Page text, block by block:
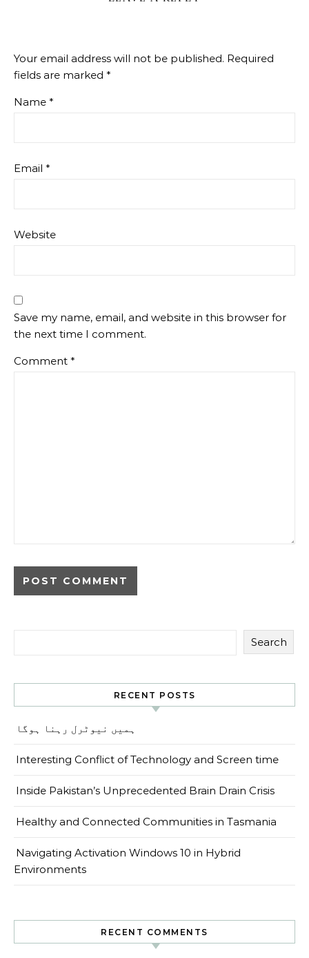
Your email address will not be published. Required
fields are marked *
Name *
Email *
Website
Save my name, email, and website in this browser for
the next time I comment.
Comment *
Search
RECENT POSTS
ہمیں نیوٹرل رہنا ہوگا
Interesting Conflict of Technology and Screen time
Inside Pakistan’s Unprecedented Brain Drain Crisis
Healthy and Connected Communities in Tasmania
Navigating Activation Windows 10 in Hybrid
Environments
RECENT COMMENTS